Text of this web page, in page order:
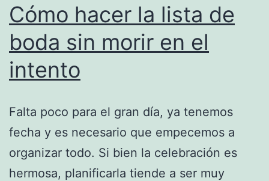
Cómo hacer la lista de
boda sin morir en el
intento
Falta poco para el gran día, ya tenemos
fecha y es necesario que empecemos a
organizar todo. Si bien la celebración es
hermosa, planificarla tiende a ser muy